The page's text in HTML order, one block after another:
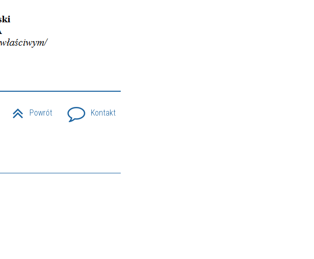
Powrót Kontakt